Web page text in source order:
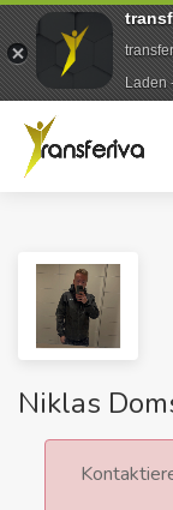
Niklas
Laden